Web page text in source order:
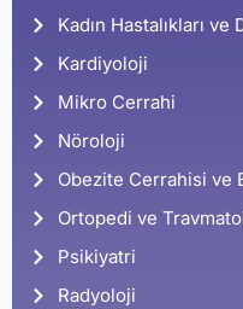
Kadın Hastalıkları ve
Kardiyoloji
Mikro Cerrahi
Nöroloji
Obezite Cerrahisi ve
Ortopedi ve
Psikiyatri
Radyoloji